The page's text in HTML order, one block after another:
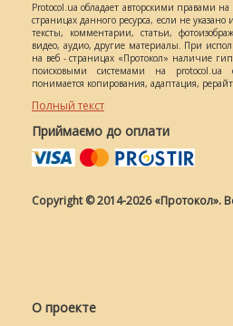
Protocol.ua обладает авторскими правами
страницах данного ресурса, если не
тексты, комментарии, статьи,
видео, аудио, другие материалы. При
на веб - страницах «Протокол» наличие
поисковыми системами на protocol.ua
понимается копирования, адаптация,
Полный текст
Приймаємо до оплати
Copyright © 2014-2026 «Протокол».
О проекте